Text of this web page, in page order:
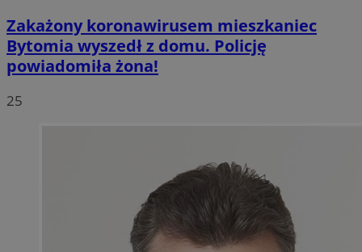
Zakażony koronawirusem mieszkaniec
Bytomia wyszedł z domu. Policję
powiadomiła żona!
25